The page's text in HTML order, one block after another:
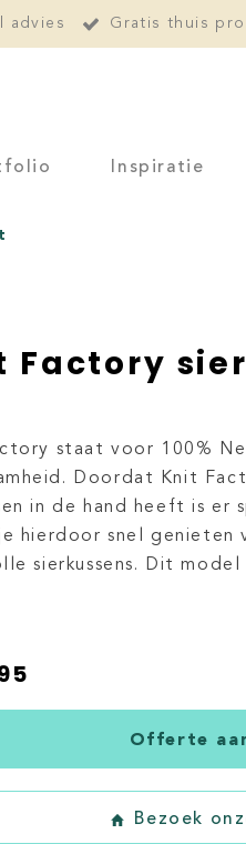
advies Gratis thuis
Inspiratie
Factory
staat voor 100%
Doordat Knit
in de hand heeft is er
hierdoor snel genieten
sierkussens. Dit
Offerte
Bezoek